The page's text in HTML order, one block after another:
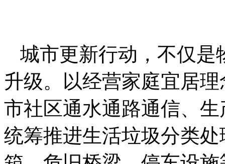
城市更新行动，不仅是
升级。以经营家庭宜居
市社区通水通路通信、
统筹推进生活垃圾分类